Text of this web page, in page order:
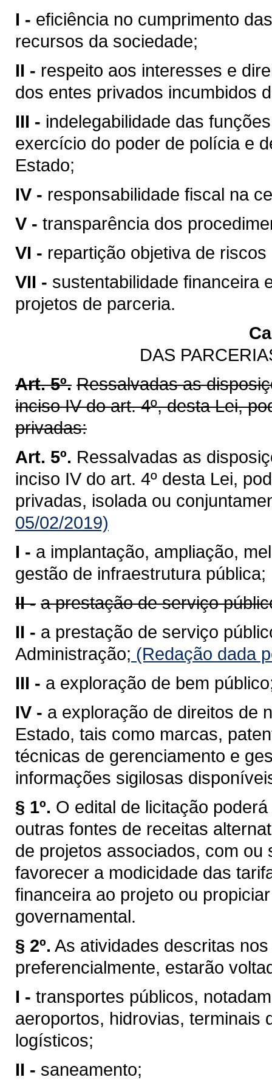
I - eficiência no cumprimento
recursos da sociedade;
II - respeito aos interesses e
dos entes privados incumbidos
III - indelegabilidade das
exercício do poder de polícia e
Estado;
IV - responsabilidade fiscal na
V - transparência dos
VI - repartição objetiva de
VII - sustentabilidade financeira
projetos de parceria.
DAS
Art. 5º. Ressalvadas as
inciso IV do art. 4º, desta Lei,
privadas:
Art. 5º. Ressalvadas as
inciso IV do art. 4º desta Lei,
privadas, isolada ou
05/02/2019)
I - a implantação, ampliação,
gestão de infraestrutura pública;
II - a prestação de serviço
II - a prestação de serviço
Administração; (Redação dada
III - a exploração de bem
IV - a exploração de direitos de
Estado, tais como marcas,
técnicas de gerenciamento e
informações sigilosas
§ 1º. O edital de licitação
outras fontes de receitas
de projetos associados, com
favorecer a modicidade das
financeira ao projeto ou
governamental.
§ 2º. As atividades descritas
preferencialmente, estarão
I - transportes públicos,
aeroportos, hidrovias, terminais
logísticos;
II - saneamento;